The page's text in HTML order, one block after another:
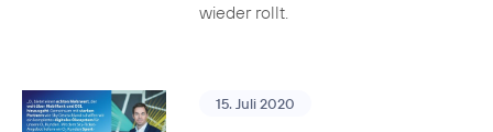
wieder rollt.
15. Juli 2020